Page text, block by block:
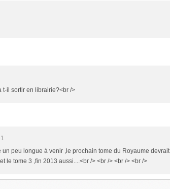
t-il sortir en librairie?<br />
un peu longue à venir ,le prochain tome du Royaume devrait
le tome 3 ,fin 2013 aussi....<br /> <br /> <br /> <br />